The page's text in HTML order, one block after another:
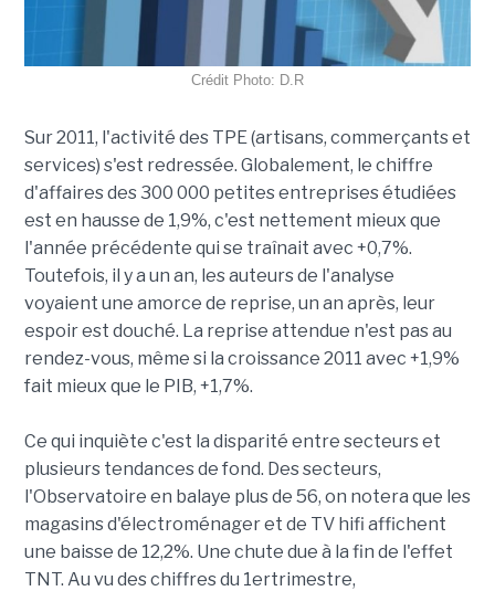
Crédit Photo: D.R
Sur 2011, l'activité des TPE (artisans, commerçants et
services) s'est redressée. Globalement, le chiffre
d'affaires des 300 000 petites entreprises étudiées
est en hausse de 1,9%, c'est nettement mieux que
l'année précédente qui se traînait avec +0,7%.
Toutefois, il y a un an, les auteurs de l'analyse
voyaient une amorce de reprise, un an après, leur
espoir est douché. La reprise attendue n'est pas au
rendez-vous, même si la croissance 2011 avec +1,9%
fait mieux que le PIB, +1,7%.
Ce qui inquiète c'est la disparité entre secteurs et
plusieurs tendances de fond. Des secteurs,
l'Observatoire en balaye plus de 56, on notera que les
magasins d'électroménager et de TV hifi affichent
une baisse de 12,2%. Une chute due à la fin de l'effet
TNT. Au vu des chiffres du 1ertrimestre,